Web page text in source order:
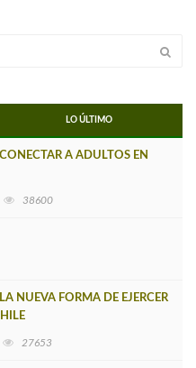
LO ÚLTIMO
A ADULTOS EN
38600
NUEVA FORMA DE EJERCER
27653